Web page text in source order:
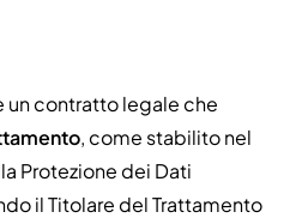
un contratto legale che
, come stabilito nel
Protezione dei Dati
il Titolare del Trattamento